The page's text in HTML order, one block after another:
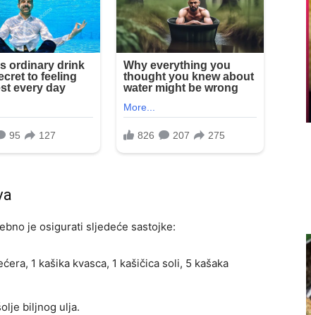
je osigurati sljedeće sastojke:
1 kašika kvasca, 1 kašičica soli, 5 kašaka
biljnog ulja.